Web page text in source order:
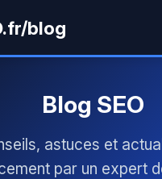
blog
Blog SEO
astuces et
par un expert